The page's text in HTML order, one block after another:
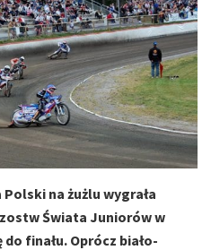
na żużlu wygrała
Świata Juniorów w
finału. Oprócz biało-